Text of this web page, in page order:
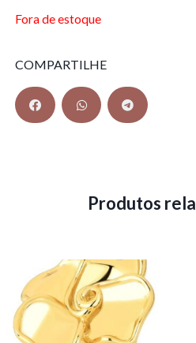
Fora de estoque
COMPARTILHE
Produtos